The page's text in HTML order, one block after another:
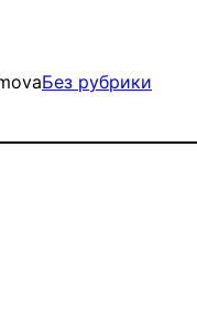
Без рубрики